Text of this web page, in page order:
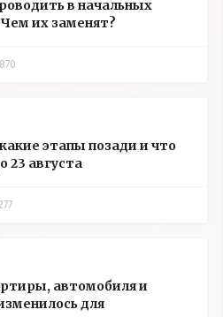
в начальных
Чем их заменят?
870
этапы позади и что
23 августа
автомобиля и
для